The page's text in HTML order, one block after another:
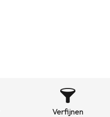
Verfijnen